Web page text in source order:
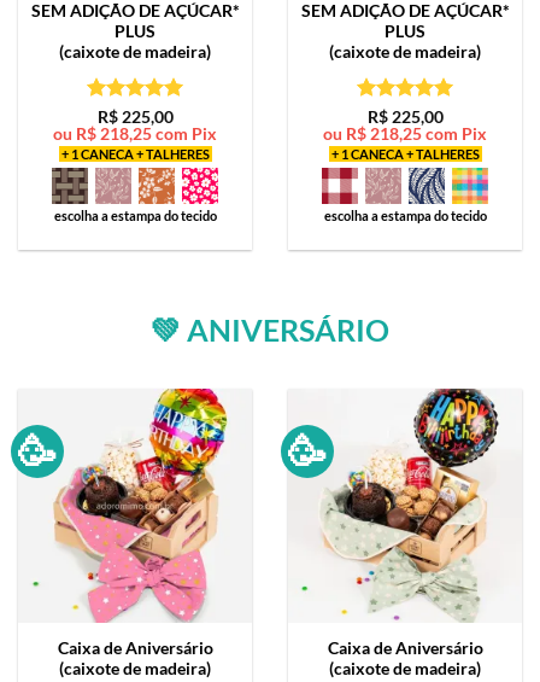
SEM ADIÇÃO DE AÇÚCAR*
PLUS
(caixote de madeira)
Avaliação5
de 5
R$225,00
ou R$ 218,25com Pix
+ 1 CANECA + TALHERES
escolha a estampa do tecido
SEM ADIÇÃO DE AÇÚCAR*
PLUS
(caixote de madeira)
Avaliação5
de 5
R$225,00
ou R$ 218,25com Pix
+ 1 CANECA + TALHERES
escolha a estampa do tecido
💚 ANIVERSÁRIO
🥳
Caixa deAniversário
(caixote de madeira)
🥳
Caixa deAniversário
(caixote de madeira)